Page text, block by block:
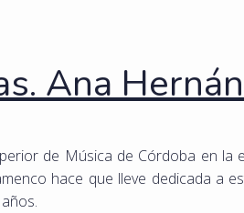
Ana
de Música de Córdoba en la
hace que lleve dedicada a